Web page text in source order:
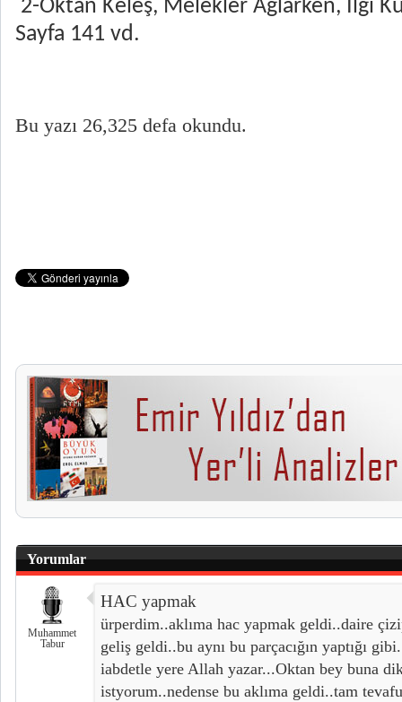
2-Oktan Keleş, Melekler Ağlarken, İlgi
Sayfa 141 vd.
Bu yazı 26,325 defa okundu.
Yorumlar
Muhammet
Tabur
HAC yapmak
ürperdim..aklıma hac yapmak geldi..daire
geliş geldi..bu aynı bu parçacığın yaptığı
iabdetle yere Allah yazar...Oktan bey buna
istyorum..nedense bu aklıma geldi..tam